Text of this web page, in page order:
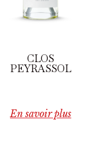
CLOS
PEYRASSOL
En savoir plus